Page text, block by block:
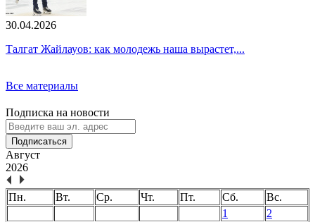
30.04.2026
Талгат Жайлауов: как молодежь наша вырастет,...
Все материалы
Подписка на новости
Подписаться
Август
2026
Пн. Вт. Ср. Чт. Пт. Сб.
Вс.
1
2